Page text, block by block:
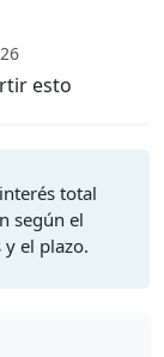
esto
total
según el
el plazo.